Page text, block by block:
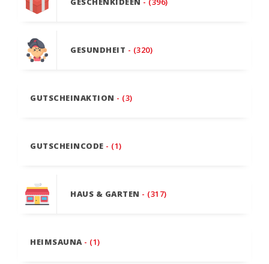
GESUNDHEIT - (320)
GUTSCHEINAKTION - (3)
GUTSCHEINCODE - (1)
HAUS & GARTEN - (317)
HEIMSAUNA - (1)